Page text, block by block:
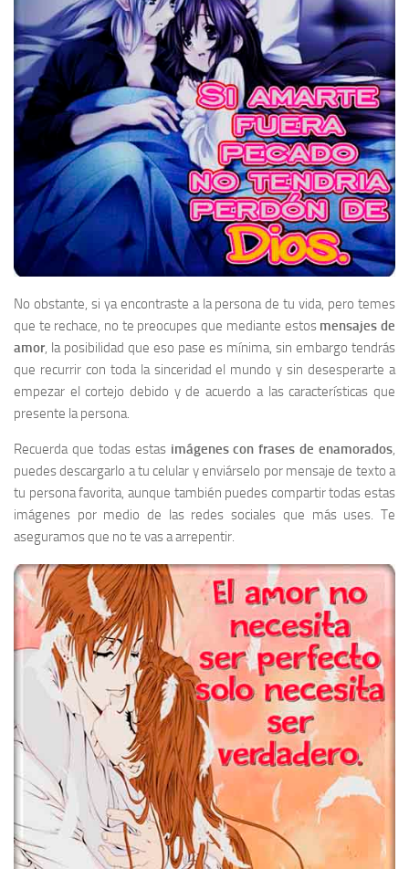
No obstante, si ya encontraste a la persona de tu vida, pero temes
que te rechace, no te preocupes que mediante estos mensajes de
amor, la posibilidad que eso pase es mínima, sin embargo tendrás
que recurrir con toda la sinceridad el mundo y sin desesperarte a
empezar el cortejo debido y de acuerdo a las características que
presente la persona.
Recuerda que todas estas imágenes con frases de enamorados,
puedes descargarlo a tu celular y enviárselo por mensaje de texto a
tu persona favorita, aunque también puedes compartir todas estas
imágenes por medio de las redes sociales que más uses. Te
aseguramos que no te vas a arrepentir.